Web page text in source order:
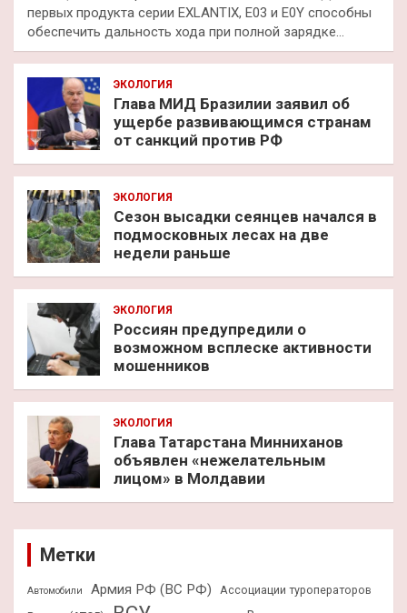
первых продукта серии EXLANTIX, E03 и E0Y способны
обеспечить дальность хода при полной зарядке…
ЭКОЛОГИЯ
Глава МИД Бразилии заявил об
ущербе развивающимся странам
от санкций против РФ
ЭКОЛОГИЯ
Сезон высадки сеянцев начался в
подмосковных лесах на две
недели раньше
ЭКОЛОГИЯ
Россиян предупредили о
возможном всплеске активности
мошенников
ЭКОЛОГИЯ
Глава Татарстана Минниханов
объявлен «нежелательным
лицом» в Молдавии
Метки
Автомобили Армия РФ (ВС РФ)
Ассоциации туроператоров